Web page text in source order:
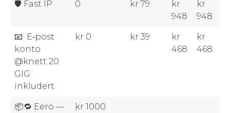
🛡️ Fast IP 0 kr 79
kr
948
kr
948
📧 E‑post
kon­to
@knett 20
GIG
inkludert
kr 0 kr 39
kr
468
kr
468
📦🔁 Eero —
kr 1000